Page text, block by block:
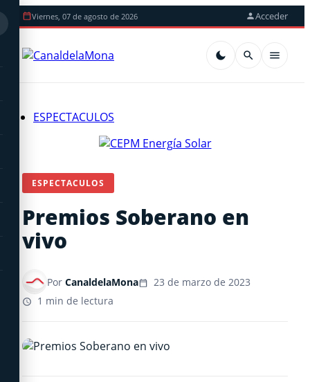
Viernes, 07 de agosto de 2026 Acceder
ESPECTACULOS
ESPECTACULOS
Premios Soberano en
vivo
Por CanaldelaMona
23 de marzo de 2023
1 min de lectura